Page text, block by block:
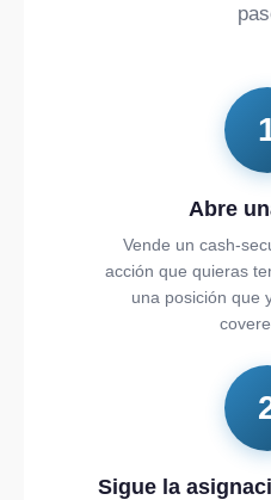
Abre
Vende un cash-
acción que quieras
una posición que
Sigue la